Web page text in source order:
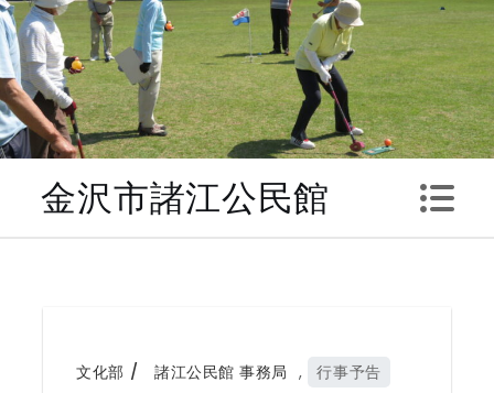
Skip
to
content
金沢市諸江公民館
文化部 ,
諸江公民館 事務局 行事予告